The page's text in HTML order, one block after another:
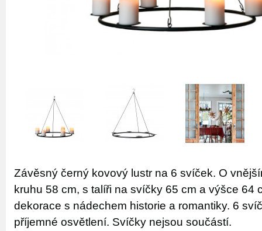
Závěsný černý kovový lustr na 6 svíček. O
kruhu 58 cm, s talíři na svíčky 65 cm a výšce 64
dekorace s nádechem historie a romantiky. 6
příjemné osvětlení. Svíčky nejsou součástí.